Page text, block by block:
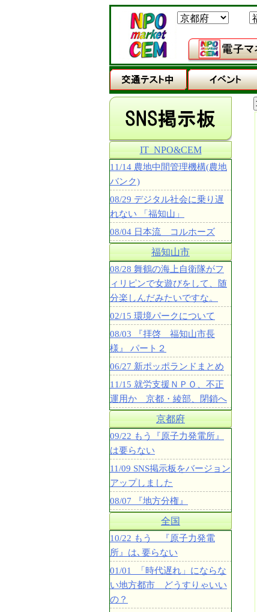
IT_NPO&CEM
11/14 農地中間管理機構(農地
バンク)
08/29 デジタル社会に乗り遅
れない 「福知山」
08/04 日本流 コルホーズ
福知山市
08/28 舞鶴の海上自衛隊がフ
ィリピンで女遊びをして、随
分楽しんだみたいですな。
02/15 環境パークについて
08/03 『拝啓 福知山市長
様』 パート２
06/27 新ポッポランドまとめ
11/15 就労支援ＮＰＯ、不正
運用か 京都・綾部、閉鎖へ
京都府
09/22 もう『原子力発電所』
は要らない
11/09 SNS掲示板をバージョン
アップしました
08/07 『地方分権』
全国
10/22 もう 『原子力発電
所』は､要らない
01/01 「時代遅れ」にならな
い地方都市 どうすりゃいい
の？